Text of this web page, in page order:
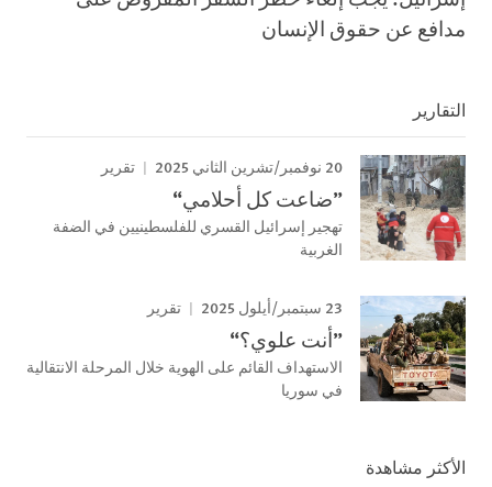
مدافع عن حقوق الإنسان
التقارير
20 نوفمبر/تشرين الثاني 2025 تقرير
”ضاعت كل أحلامي“
تهجير إسرائيل القسري للفلسطينيين في الضفة
الغربية
23 سبتمبر/أيلول 2025 تقرير
”أنت علوي؟“
الاستهداف القائم على الهوية خلال المرحلة الانتقالية
في سوريا
الأكثر مشاهدة